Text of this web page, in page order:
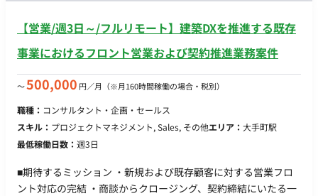
スキル・希望を考慮の上決定 ※固定残業代：35時間分（80,300
賞与：年3回（6月・12月・3月） 加入保険：社会保険完備（健
康保険、厚生年金、雇用保険、労災保険） 受動喫煙対策：あり
福利厚生・待遇 ・交通費全額支給 ・退職金制度、財形貯蓄、
持株会 ・在宅勤務制度、副業制度 ・資格取得奨励金制度 ・ビ
ジネスカジュアル（通年） ・サークル活動、団体生命保険、慶
弔見舞金 他
【営業/週3日～/フルリモート】建築DXを推進する既存
事業におけるフロント営業および契約推進業務案件
〜500,000 円／月 （※月160時間稼働の場合・税別）
職種： コンサルタント・企画・セールス
スキル： プロジェクトマネジメント, Sales, その他エリア： 大手町駅
最低稼働日数： 週3日
■期待するミッション ・新規および既存顧客に対する営業フロ
ント対応の完結 ・商談からクロージング、契約締結にいたる一